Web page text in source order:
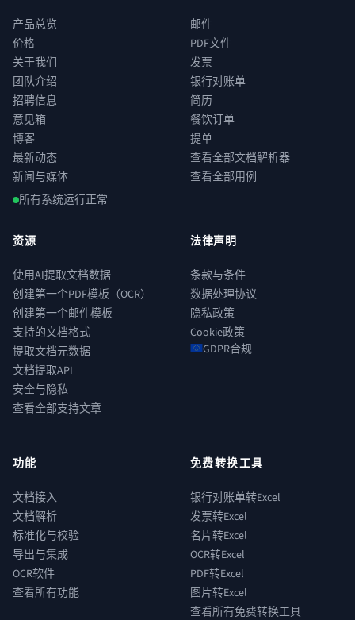
产品总览
价格
关于我们
团队介绍
招聘信息
意见箱
博客
最新动态
新闻与媒体
所有系统运行正常
邮件
PDF文件
发票
银行对账单
简历
餐饮订单
提单
查看全部文档解析器
查看全部用例
资源
使用AI提取文档数据
创建第一个PDF模板（OCR）
创建第一个邮件模板
支持的文档格式
提取文档元数据
文档提取API
安全与隐私
查看全部支持文章
法律声明
条款与条件
数据处理协议
隐私政策
Cookie政策
GDPR合规
功能
文档接入
文档解析
标准化与校验
导出与集成
OCR软件
查看所有功能
免费转换工具
银行对账单转Excel
发票转Excel
名片转Excel
OCR转Excel
PDF转Excel
图片转Excel
查看所有免费转换工具